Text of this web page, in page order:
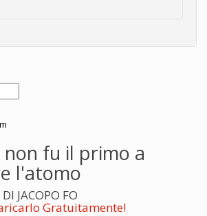
fu il primo a
l'atomo
JACOPO FO
Gratuitamente!